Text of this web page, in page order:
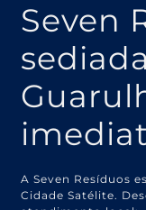
Seven
A Seven Resíduos
Cidade Satélite.